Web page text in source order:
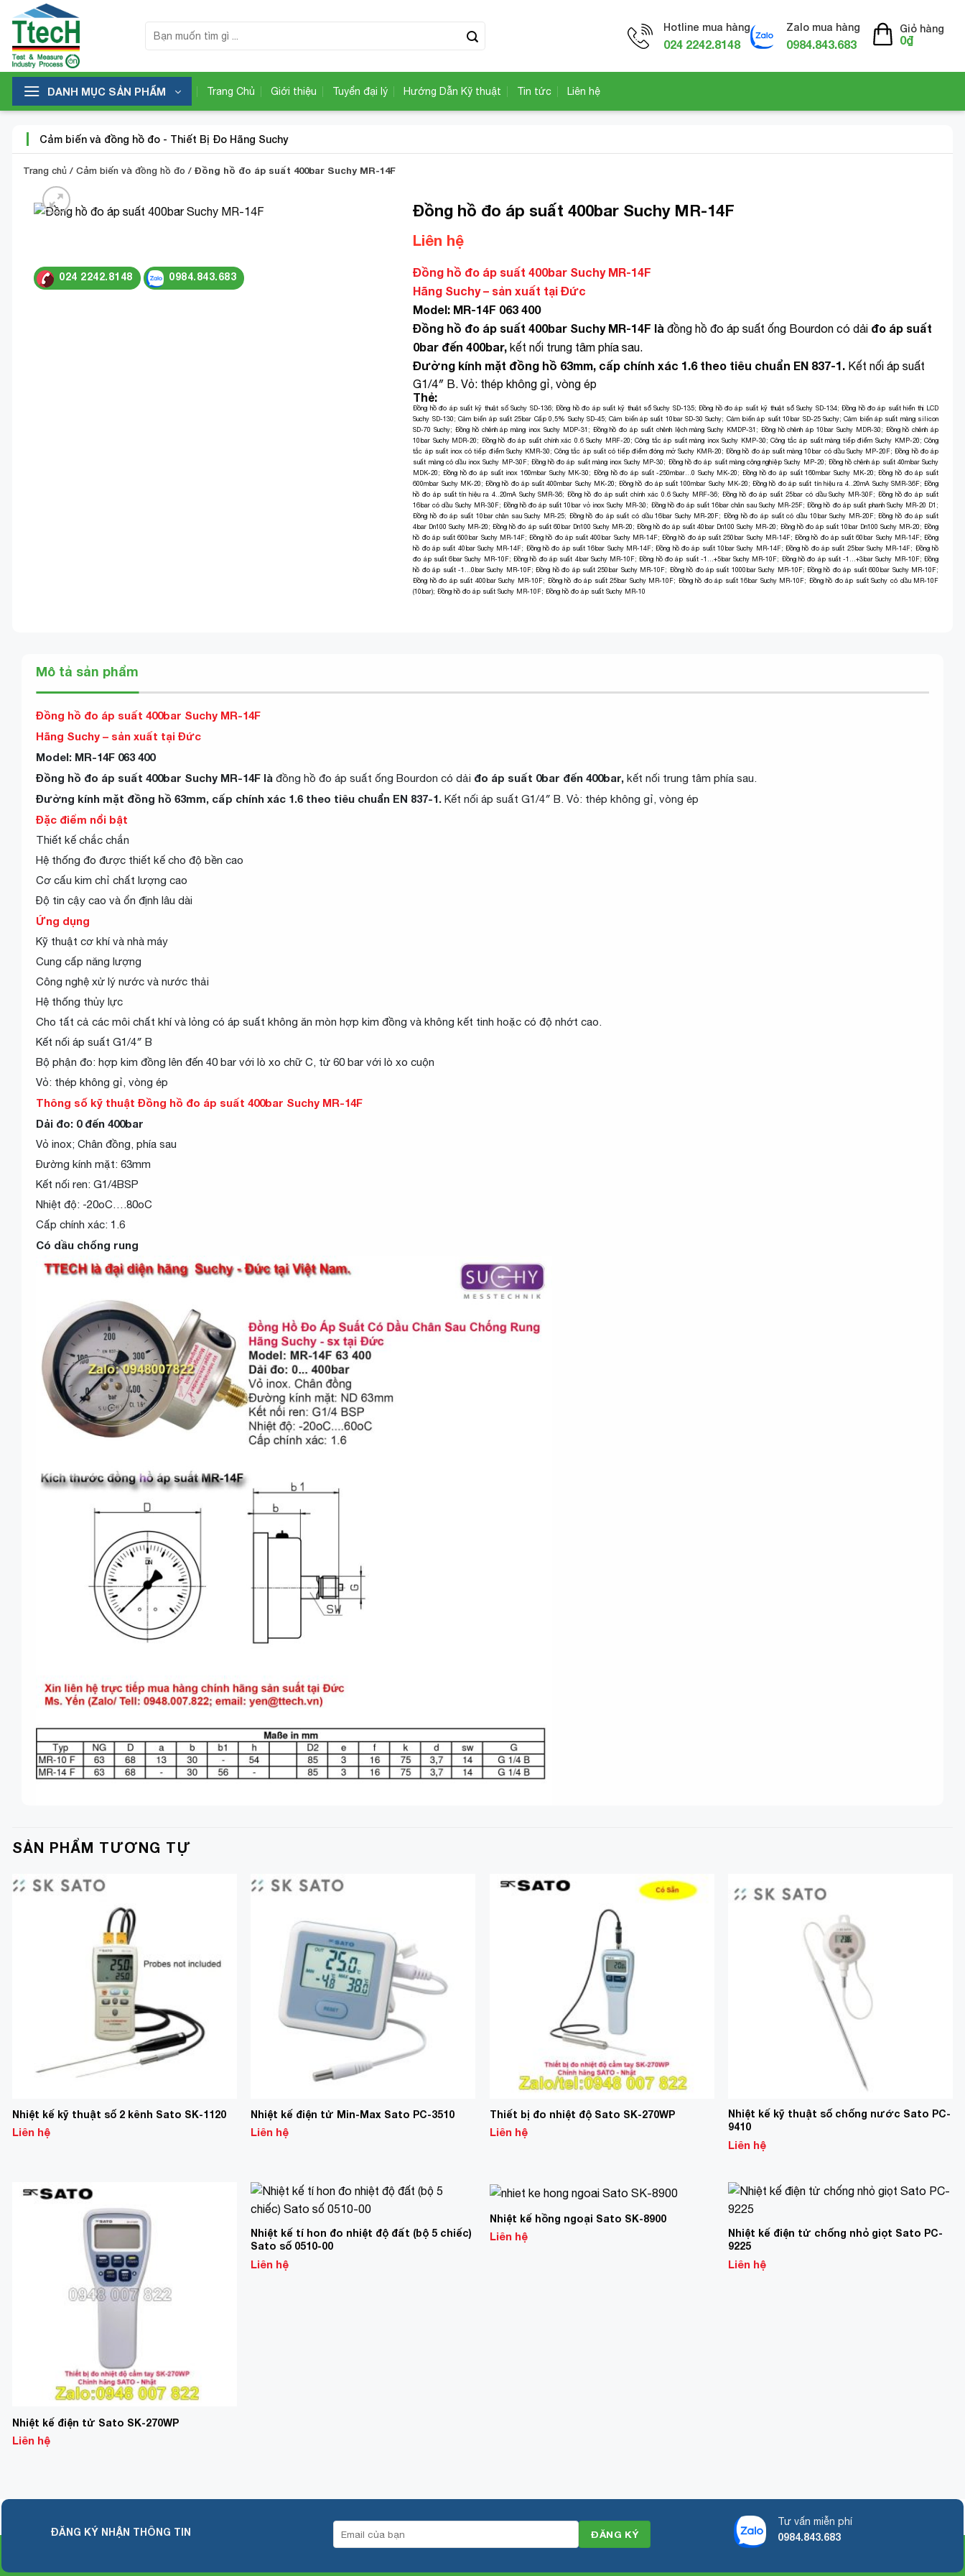
qua
nội
dung
kiếm:
Hotline mua hàng
024 2242.8148
Zalo mua hàng
0984.843.683
Giỏ hàng
0₫
DANH MỤC SẢN PHẨM Trang Chủ Giới thiệu Tuyển đại lý Hướng Dẫn Kỹ thuật Tin tức Liên hệ
Cảm biến và đồng hồ đo - Thiết Bị Đo Hãng Suchy
Trang chủ / Cảm biến và đồng hồ đo / Đồng hồ đo áp suất 400bar Suchy MR-14F
024 2242.8148
0984.843.683
Đồng hồ đo áp suất 400bar Suchy MR-14F
Liên hệ
Đồng hồ đo áp suất 400bar Suchy MR-14F
Hãng Suchy – sản xuất tại Đức
Model: MR-14F 063 400
Đồng hồ đo áp suất 400bar Suchy MR-14F làđồng hồ đo áp suất ống Bourdon có dải đo áp suất
0bar đến 400bar, kết nối trung tâm phía sau.
Đường kính mặt đồng hồ 63mm, cấp chính xác 1.6 theo tiêu chuẩn EN 837-1. Kết nối áp suất
G1/4″ B. Vỏ: thép không gỉ, vòng ép
Thẻ:
Đồng hồ đo áp suất kỹ thuật số Suchy SD-136;Đồng hồ đo áp suất kỹ thuật sổ Suchy SD-135;Đồng hồ đo áp suất kỹ thuật sổ Suchy SD-134;Đồng hồ đo áp suất hiển thị LCD
Suchy SD-130;Cảm biến áp suất 25bar Cấp 0,5% Suchy SD-45;Cảm biến áp suất 10bar SD-30 Suchy; Cảm biến áp suất 10bar SD-25 Suchy;Cảm biến áp suất màng silicon
SD-70 Suchy; Đồng hồ chênh áp màng inox Suchy MDP-31 ; Đồng hồ đo áp suất chênh lệch màng Suchy KMDP-31 ; Đồng hồ chênh áp 10bar Suchy MDR-30; Đồng hồ chênh áp
10bar Suchy MDR-20; Đồng hồ đo áp suất chính xác 0.6 Suchy MRF-20;Công tắc áp suất màng inox Suchy KMP-30;Công tắc áp suất màng tiếp điểm Suchy KMP-20;Công
tắc áp suất inox có tiếp điểm Suchy KMR-30;Công tắc áp suất có tiếp điểm đóng mở Suchy KMR-20;Đồng hồ đo áp suất màng 10bar có dầu Suchy MP-20F;Đồng hồ đo áp
suất màng có dầu inox Suchy MP-30F; Đồng hồ đo áp suất màng inox Suchy MP-30; Đồng hồ đo áp suất màng công nghiệp Suchy MP-20; Đồng hồ chênh áp suất 40mbar Suchy
MDK-20; Đồng hồ đo áp suất inox 160mbar Suchy MK-30; Đồng hồ đo áp suất -250mbar…0 Suchy MK-20;Đồng hồ đo áp suất 160mbar Suchy MK-20;Đồng hồ đo áp suất
600mbar Suchy MK-20;Đồng hồ đo áp suất 400mbar Suchy MK-20;Đồng hồ đo áp suất 100mbar Suchy MK-20;Đồng hồ đo áp suất tín hiệu ra 4..20mA Suchy SMR-36F;Đồng
hồ đo áp suất tín hiệu ra 4..20mA Suchy SMR-36;Đồng hồ đo áp suất chính xác 0.6 Suchy MRF-36;Đồng hồ đo áp suất 25bar có dầu Suchy MR-30F; Đồng hồ đo áp suất
16bar có dầu Suchy MR-30F; Đồng hồ đo áp suất 10bar vỏ inox Suchy MR-30; Đồng hồ đo áp suất 16bar chân sau Suchy MR-25F;Đồng hồ đo áp suất phanh Suchy MR-20 D1 ;
Đồng hồ đo áp suất 10bar chân sau Suchy MR-25; Đồng hồ đo áp suất có dầu 16bar Suchy MR-20F;Đồng hồ đo áp suất có dầu 10bar Suchy MR-20F;Đồng hồ đo áp suất
4bar Dn100 Suchy MR-20;Đồng hồ đo áp suất 60bar Dn100 Suchy MR-20; Đồng hồ đo áp suất 40bar Dn100 Suchy MR-20; Đồng hồ đo áp suất 10bar Dn100 Suchy MR-20;Đồng
hồ đo áp suất 600bar Suchy MR-14F;Đồng hồ đo áp suất 400bar Suchy MR-14F;Đồng hồ đo áp suất 250bar Suchy MR-14F;Đồng hồ đo áp suất 60bar Suchy MR-14F;Đồng
hồ đo áp suất 40bar Suchy MR-14F; Đồng hồ đo áp suất 16bar Suchy MR-14F;Đồng hồ đo áp suất 10bar Suchy MR-14F;Đồng hồ đo áp suất 25bar Suchy MR-14F; Đồng hồ
đo áp suất 6bar Suchy MR-10F;Đồng hồ đo áp suất 4bar Suchy MR-10F;Đồng hồ đo áp suất -1…+5bar Suchy MR-10F; Đồng hồ đo áp suất -1…+3bar Suchy MR-10F;Đồng
hồ đo áp suất -1…0bar Suchy MR-10F;Đồng hồ đo áp suất 250bar Suchy MR-10F; Đồng hồ đo áp suất 1000bar Suchy MR-10F;Đồng hồ đo áp suất 600bar Suchy MR-10F;
Đồng hồ đo áp suất 400bar Suchy MR-10F; Đồng hồ đo áp suất 25bar Suchy MR-10F; Đồng hồ đo áp suất 16bar Suchy MR-10F; Đồng hồ đo áp suất Suchy có dầu MR-10F
(10bar);Đồng hồ đo áp suất Suchy MR-10F;Đồng hồ đo áp suất Suchy MR-10
Mô tả sản phẩm
Đồng hồ đo áp suất 400bar Suchy MR-14F
Hãng Suchy – sản xuất tại Đức
Model: MR-14F 063 400
Đồng hồ đo áp suất 400bar Suchy MR-14F là đồng hồ đo áp suất ống Bourdon có dải đo áp suất 0bar đến 400bar, kết nối trung tâm phía sau.
Đường kính mặt đồng hồ 63mm, cấp chính xác 1.6 theo tiêu chuẩn EN 837-1. Kết nối áp suất G1/4″ B. Vỏ: thép không gỉ, vòng ép
Đặc điểm nổi bật
Thiết kế chắc chắn
Hệ thống đo được thiết kế cho độ bền cao
Cơ cấu kim chỉ chất lượng cao
Độ tin cậy cao và ổn định lâu dài
Ứng dụng
Kỹ thuật cơ khí và nhà máy
Cung cấp năng lượng
Công nghệ xử lý nước và nước thải
Hệ thống thủy lực
Cho tất cả các môi chất khí và lỏng có áp suất không ăn mòn hợp kim đồng và không kết tinh hoặc có độ nhớt cao.
Kết nối áp suất G1/4″ B
Bộ phận đo: hợp kim đồng lên đến 40 bar với lò xo chữ C, từ 60 bar với lò xo cuộn
Vỏ: thép không gỉ, vòng ép
Thông số kỹ thuật Đồng hồ đo áp suất 400bar Suchy MR-14F
Dải đo: 0 đến 400bar
Vỏ inox; Chân đồng, phía sau
Đường kính mặt: 63mm
Kết nối ren: G1/4BSP
Nhiệt độ: -20oC….80oC
Cấp chính xác: 1.6
Có dầu chống rung
SẢN PHẨM TƯƠNG TỰ
Nhiệt kế kỹ thuật số 2 kênh Sato SK-1120
Liên hệ
Nhiệt kế điện tử Min-Max Sato PC-3510
Liên hệ
Thiết bị đo nhiệt độ Sato SK-270WP
Liên hệ
Nhiệt kế kỹ thuật số chống nước Sato PC-
9410
Liên hệ
Nhiệt kế điện tử Sato SK-270WP
Liên hệ
Wishlist
Nhiệt kế tí hon đo nhiệt độ đất (bộ 5 chiếc)
Sato số 0510-00
Liên hệ
Nhiệt kế hồng ngoại Sato SK-8900
Liên hệ
Wishlist
Nhiệt kế điện tử chống nhỏ giọt Sato PC-
9225
Liên hệ
ĐĂNG KÝ NHẬN THÔNG TIN
Tư vấn miễn phí
0984.843.683